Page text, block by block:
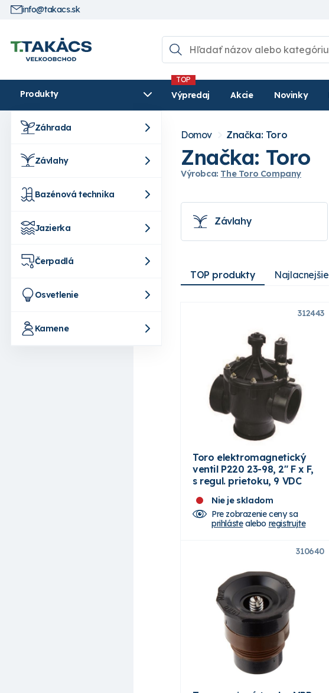
info@takacs.sk
Produkty Výpredaj Akcie Novinky
Záhrada
Závlahy
Bazénová technika
Jazierka
Čerpadlá
Osvetlenie
Kamene
Domov Značka: Toro
Značka: Toro
Výrobca: The Toro Company
Závlahy
TOP produkty Najlacnejšie
312443
Toro elektromagnetický
ventil P220 23-98, 2" F x F,
s regul. prietoku, 9 VDC
Nie je skladom
Pre zobrazenie ceny sa
prihlástealebo registrujte
310640